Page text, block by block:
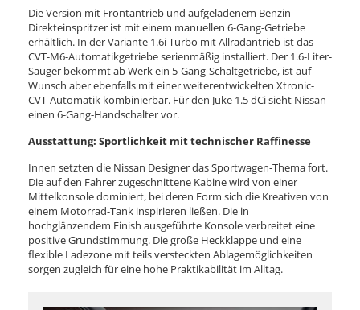
Die Version mit Frontantrieb und aufgeladenem Benzin-
Direkteinspritzer ist mit einem manuellen 6-Gang-Getriebe
erhältlich. In der Variante 1.6i Turbo mit Allradantrieb ist das
CVT-M6-Automatikgetriebe serienmäßig installiert. Der 1.6-Liter-
Sauger bekommt ab Werk ein 5-Gang-Schaltgetriebe, ist auf
Wunsch aber ebenfalls mit einer weiterentwickelten Xtronic-
CVT-Automatik kombinierbar. Für den Juke 1.5 dCi sieht Nissan
einen 6-Gang-Handschalter vor.
Ausstattung: Sportlichkeit mit technischer Raffinesse
Innen setzten die Nissan Designer das Sportwagen-Thema fort.
Die auf den Fahrer zugeschnittene Kabine wird von einer
Mittelkonsole dominiert, bei deren Form sich die Kreativen von
einem Motorrad-Tank inspirieren ließen. Die in
hochglänzendem Finish ausgeführte Konsole verbreitet eine
positive Grundstimmung. Die große Heckklappe und eine
flexible Ladezone mit teils versteckten Ablagemöglichkeiten
sorgen zugleich für eine hohe Praktikabilität im Alltag.